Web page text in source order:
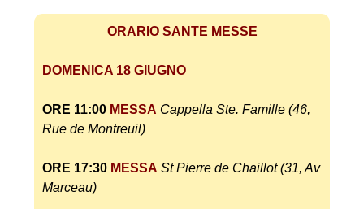
ORARIO SANTE MESSE
DOMENICA 18 GIUGNO
ORE 11:00 MESSA Cappella Ste. Famille (46,
Rue de Montreuil)
ORE 17:30 MESSA St Pierre de Chaillot (31, Av
Marceau)